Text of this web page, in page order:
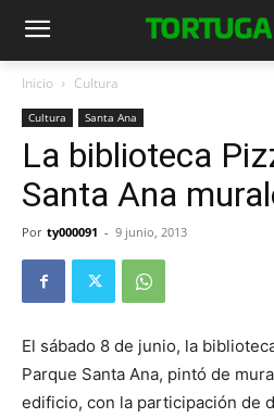
Inicio Cultura
Cultura Santa Ana
La biblioteca
Santa Ana
Por ty000091 - 9 junio, 2013
El sábado 8 de junio, la
Parque Santa Ana, pintó de
edificio, con la participación de